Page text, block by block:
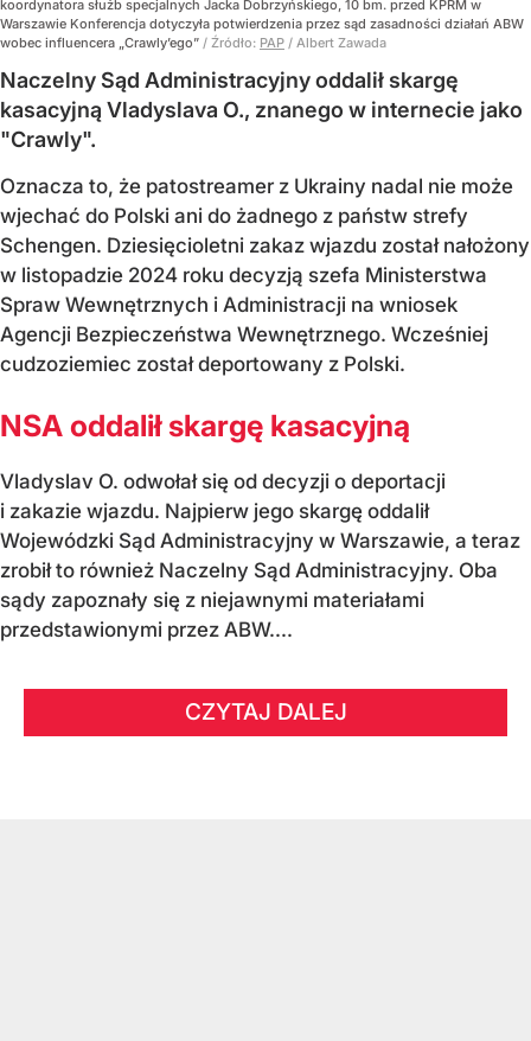
koordynatora służb specjalnych Jacka Dobrzyńskiego, 10 bm. przed KPRM w
Warszawie Konferencja dotyczyła potwierdzenia przez sąd zasadności działań ABW
wobec influencera „Crawly’ego” / Źródło: PAP / Albert Zawada
Naczelny Sąd Administracyjny oddalił skargę
kasacyjną Vladyslava O., znanego w internecie jako
"Crawly".
Oznacza to, że patostreamer z Ukrainy nadal nie może
wjechać do Polski ani do żadnego z państw strefy
Schengen. Dziesięcioletni zakaz wjazdu został nałożony
w listopadzie 2024 roku decyzją szefa Ministerstwa
Spraw Wewnętrznych i Administracji na wniosek
Agencji Bezpieczeństwa Wewnętrznego. Wcześniej
cudzoziemiec został deportowany z Polski.
NSA oddalił skargę kasacyjną
Vladyslav O. odwołał się od decyzji o deportacji
i zakazie wjazdu. Najpierw jego skargę oddalił
Wojewódzki Sąd Administracyjny w Warszawie, a teraz
zrobił to również Naczelny Sąd Administracyjny. Oba
sądy zapoznały się z niejawnymi materiałami
przedstawionymi przez ABW....
CZYTAJ DALEJ